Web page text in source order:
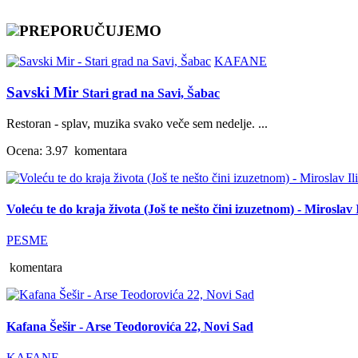
PREPORUČUJEMO
KAFANE
Savski Mir Stari grad na Savi, Šabac
Restoran - splav, muzika svako veče sem nedelje. ...
Ocena: 3.97 komentara
Voleću te do kraja života (Još te nešto čini izuzetnom) - Miroslav
PESME
komentara
Kafana Šešir - Arse Teodorovića 22, Novi Sad